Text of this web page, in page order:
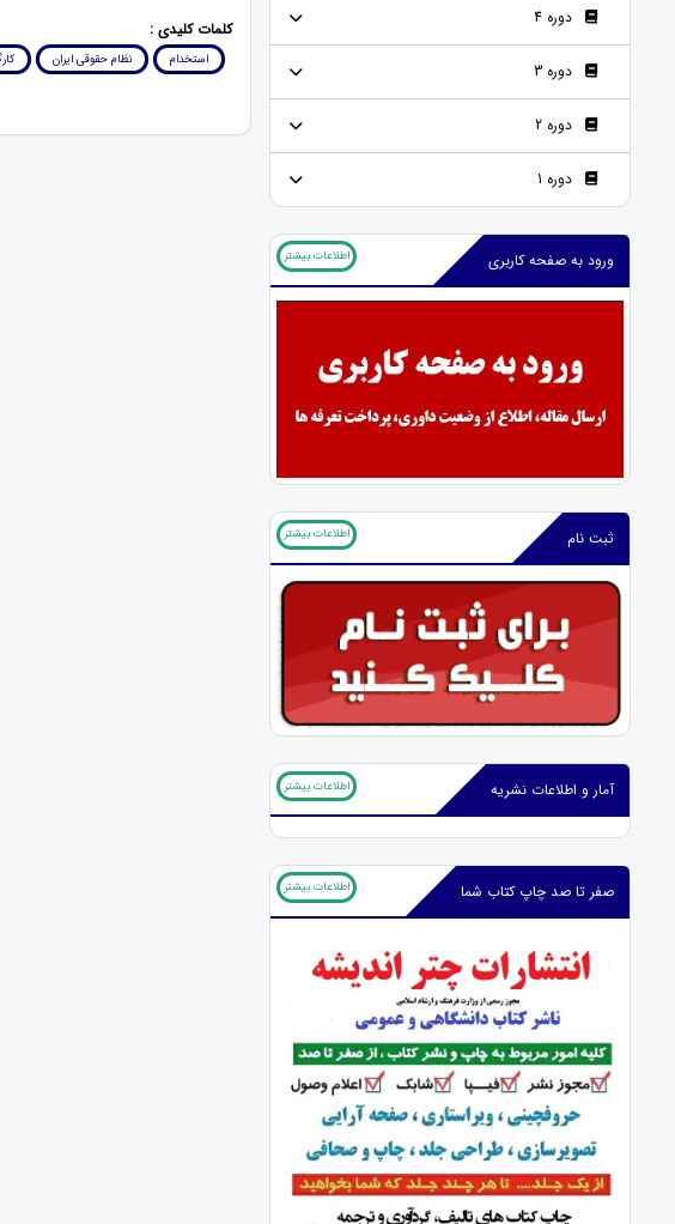
دوره 4
دوره 3
دوره 2
دوره 1
ورود به صفحه کاربری اطلاعات بیشتر
ثبت نام اطلاعات بیشتر
آمار و اطلاعات نشریه اطلاعات بیشتر
صفر تا صد چاپ کتاب شما اطلاعات بیشتر
کلمات کلیدی :
استخدام نظام حقوقی ایران